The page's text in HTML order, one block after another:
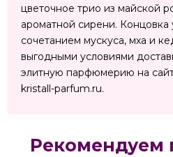
цветочное трио из майской
ароматной сирени. Концовка
сочетанием мускуса, мха и
выгодными условиями
элитную парфюмерию на
kristall-parfum.ru.
Рекомендуем